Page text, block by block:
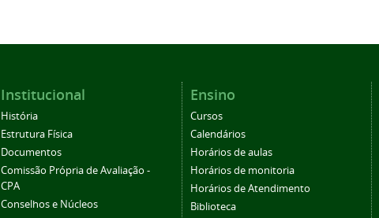
Institucional
História
Estrutura Física
Documentos
Comissão Própria de Avaliação -
CPA
Conselhos e Núcleos
Ensino
Cursos
Calendários
Horários de aulas
Horários de monitoria
Horários de Atendimento
Biblioteca